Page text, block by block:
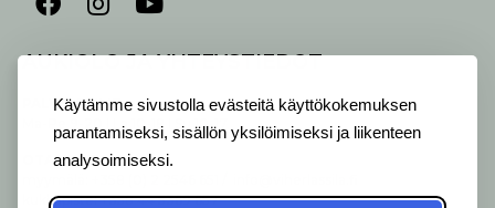
Käytämme sivustolla evästeitä käyttökokemuksen
parantamiseksi, sisällön yksilöimiseksi ja liikenteen
analysoimiseksi.
AUKIOLO JA YHTEYSTIEDOT
ALVELEMME:
Ma-Pe 9-20 I La 10-18 I Su 10-17
OTA YHTEYTTÄ:
kukkapiste: +358 44 5369 657